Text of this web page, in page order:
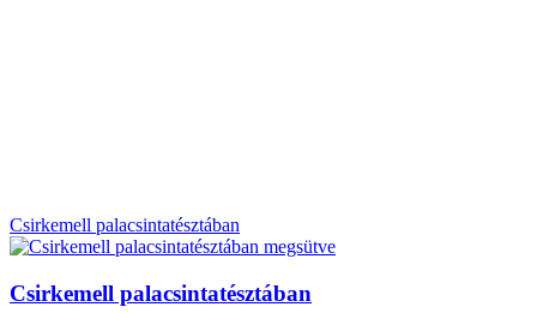
Csirkemell palacsintatésztában
Csirkemell palacsintatésztában